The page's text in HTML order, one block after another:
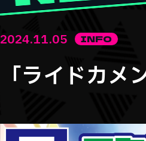
2024.11.05 INFO
「ライドカ